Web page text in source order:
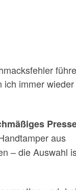
ich immer wieder
aus
– die Auswahl